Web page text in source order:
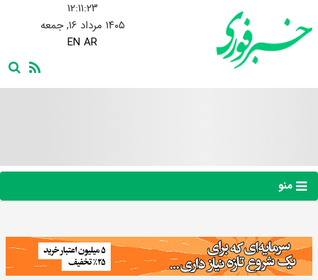
۱۲:۱۱:۲۵
۱۴۰۵ مرداد ۱۶, جمعه
EN AR
منو